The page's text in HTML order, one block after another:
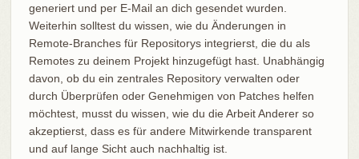
generiert und per E-Mail an dich gesendet wurden.
Weiterhin solltest du wissen, wie du Änderungen in
Remote-Branches für Repositorys integrierst, die du als
Remotes zu deinem Projekt hinzugefügt hast. Unabhängig
davon, ob du ein zentrales Repository verwalten oder
durch Überprüfen oder Genehmigen von Patches helfen
möchtest, musst du wissen, wie du die Arbeit Anderer so
akzeptierst, dass es für andere Mitwirkende transparent
und auf lange Sicht auch nachhaltig ist.